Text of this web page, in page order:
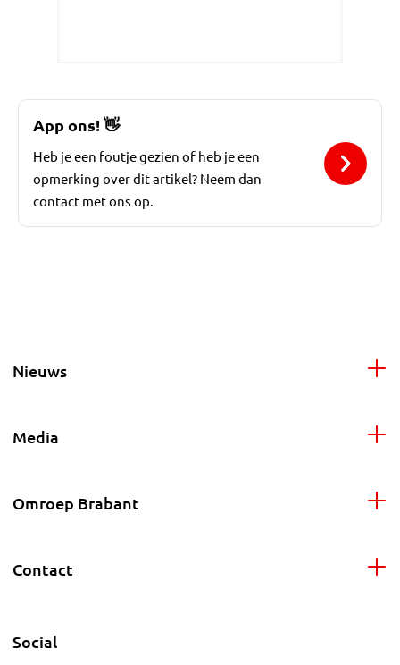
App ons!👋
Heb je een foutje gezien of heb je een
opmerking over dit artikel? Neem dan
contact met ons op.
Nieuws
Media
Omroep Brabant
Contact
Social